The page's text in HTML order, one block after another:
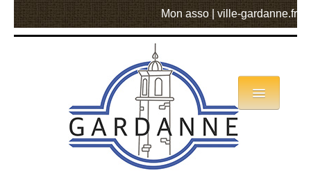
Mon asso ville-gardanne.fr
Annuaire
Actualités